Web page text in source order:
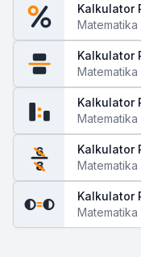
Kalkulator
Matematika
Kalkulator
Matematika
Kalkulator
Matematika
6
8
Kalkulator
Matematika
Kalkulator
Matematika